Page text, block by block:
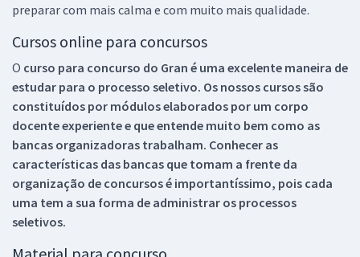
preparar com mais calma e com muito mais qualidade.
Cursos online para concursos
O curso para concurso do Gran é uma excelente maneira de
estudar para o processo seletivo. Os nossos cursos são
constituídos por módulos elaborados por um corpo
docente experiente e que entende muito bem como as
bancas organizadoras trabalham. Conhecer as
características das bancas que tomam a frente da
organização de concursos é importantíssimo, pois cada
uma tem a sua forma de administrar os processos
seletivos.